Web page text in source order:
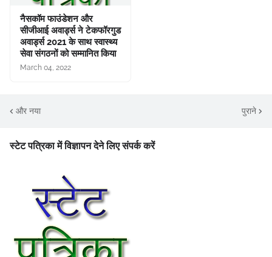
नैसकॉम फाउंडेशन और
सीजीआई अवार्ड्स ने टेकफॉरगुड
अवार्ड्स 2021 के साथ स्वास्थ्य
सेवा संगठनों को सम्मानित किया
March 04, 2022
और नया पुराने
स्टेट पत्रिका में विज्ञापन देने लिए संपर्क करें